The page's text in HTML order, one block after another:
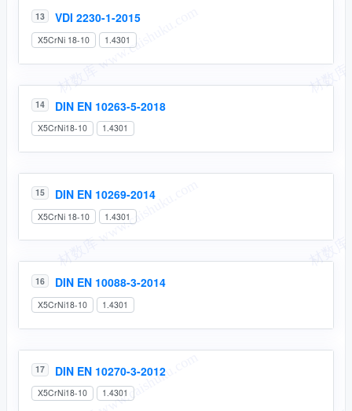
13 VDI 2230-1-2015
X5CrNi 18-10 1.4301
14 DIN EN 10263-5-2018
X5CrNi18-10 1.4301
15 DIN EN 10269-2014
X5CrNi 18-10 1.4301
16 DIN EN 10088-3-2014
X5CrNi18-10 1.4301
17 DIN EN 10270-3-2012
X5CrNi18-10 1.4301